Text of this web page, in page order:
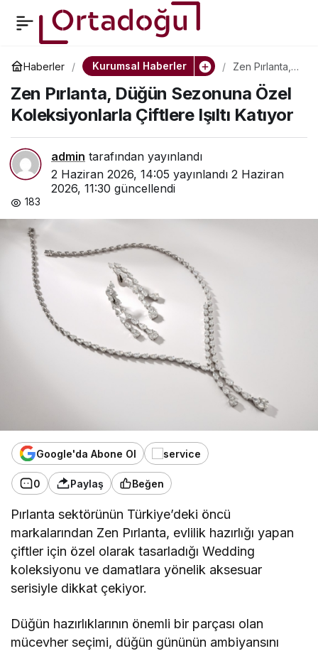
Haberler Kurumsal Haberler
Zen Pırlanta,
Sezonuna
Özel
Koleksiyonlarl
a Çiftlere Işıltı
Katıyor
Zen Pırlanta, Düğün Sezonuna Özel
Koleksiyonlarla Çiftlere Işıltı Katıyor
admin tarafından yayınlandı
2 Haziran 2026, 14:05 yayınlandı 2 Haziran
2026, 11:30 güncellendi
183
Google'da Abone Ol
0 Paylaş Beğen
Pırlanta sektörünün Türkiye’deki öncü
markalarından Zen Pırlanta, evlilik hazırlığı yapan
çiftler için özel olarak tasarladığı Wedding
koleksiyonu ve damatlara yönelik aksesuar
serisiyle dikkat çekiyor.
Düğün hazırlıklarının önemli bir parçası olan
mücevher seçimi, düğün gününün ambiyansını
Çin ve Afrika İlişkileri 70.
Yılında Modernleşme ve
Ekonomik Büyümeye
Odaklanıyor